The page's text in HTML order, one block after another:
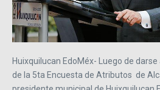
Huixquilucan EdoMéx- Luego de
de la 5ta Encuesta de Atributos de